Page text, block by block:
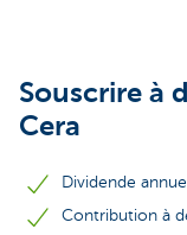
Souscrire à
Cera
Dividende
Contribution à